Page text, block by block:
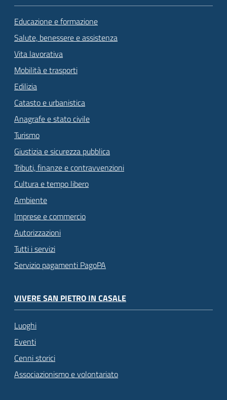
Educazione e formazione
Salute, benessere e assistenza
Vita lavorativa
Mobilità e trasporti
Edilizia
Catasto e urbanistica
Anagrafe e stato civile
Turismo
Giustizia e sicurezza pubblica
Tributi, finanze e contravvenzioni
Cultura e tempo libero
Ambiente
Imprese e commercio
Autorizzazioni
Tutti i servizi
Servizio pagamenti PagoPA
VIVERE SAN PIETRO IN CASALE
Luoghi
Eventi
Cenni storici
Associazionismo e volontariato